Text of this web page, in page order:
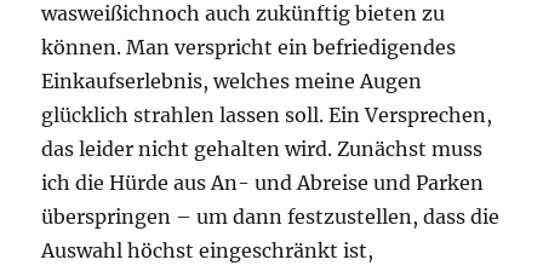
wasweißichnoch auch zukünftig bieten zu
können. Man verspricht ein befriedigendes
Einkaufserlebnis, welches meine Augen
glücklich strahlen lassen soll. Ein Versprechen,
das leider nicht gehalten wird. Zunächst muss
ich die Hürde aus An- und Abreise und Parken
überspringen – um dann festzustellen, dass die
Auswahl höchst eingeschränkt ist,